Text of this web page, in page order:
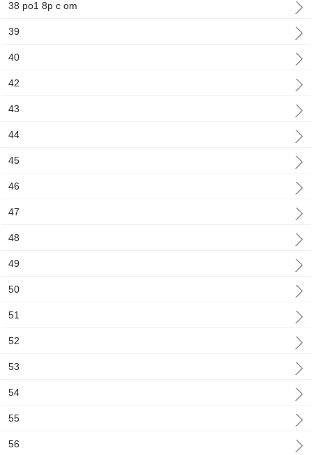
38 po1 8p c om
39
40
42
43
44
45
46
47
48
49
50
51
52
53
54
55
56